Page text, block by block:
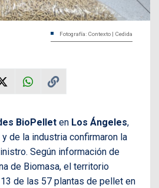
Fotografía: Contexto | Cedida
BioPellet en Los Ángeles,
de la industria confirmaron la
Según información de
de Biomasa, el territorio
de las 57 plantas de pellet en